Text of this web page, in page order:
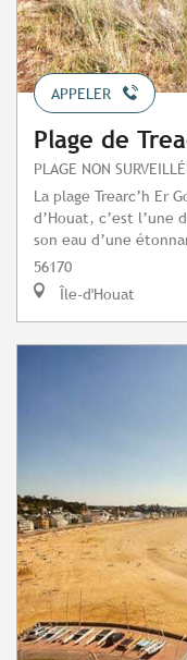
APPELER
Plage de
PLAGE NON
La plage Trearc’h Er
d’Houat, c’est l’une
son eau d’une
56170
Île-d'Houat